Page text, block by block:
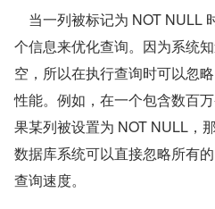
当一列被标记为 NOT NULL
个信息来优化查询。因为系统
空，所以在执行查询时可以忽
性能。例如，在一个包含数百
果某列被设置为 NOT NULL，
数据库系统可以直接忽略所有
查询速度。